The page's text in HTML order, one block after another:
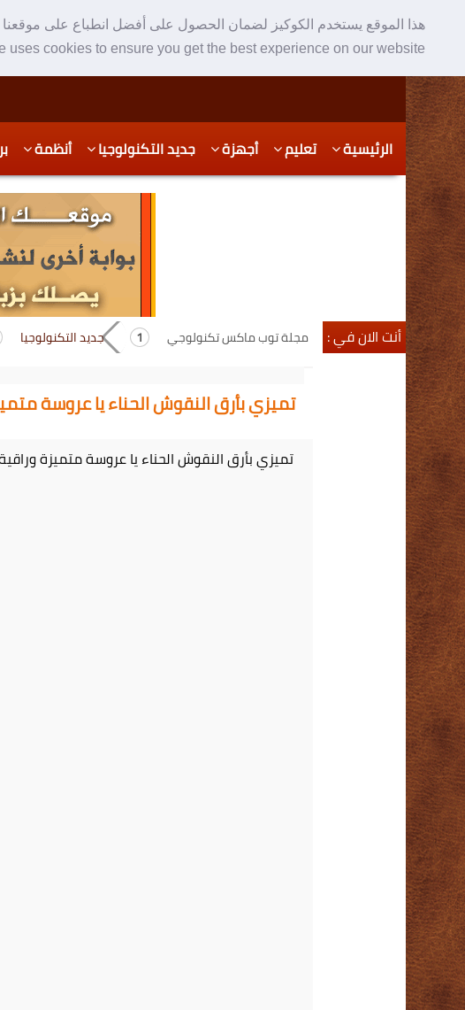
هذا الموقع يستخدم الكوكيز لضمان الحصول على أفضل انطباع على موقعنا
uses cookies to ensure you get the best experience on our website
Skip
to
content
Skip
to
secondary
content
الرئيسية تعليم أجهزة جديد التكنولوجيا أنظمة
أنت الان في : مجلة توب ماكس تكنولوجي جديد التكنولوجيا
تميزي بأرق النقوش الحناء يا عروسة متميزة
تميزي بأرق النقوش الحناء يا عروسة متميزة